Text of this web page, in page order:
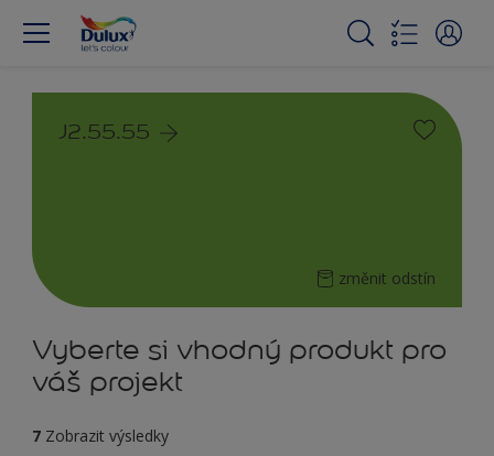
J2.55.55
změnit odstín
Vyberte si vhodný produkt pro
váš projekt
7 Zobrazit výsledky